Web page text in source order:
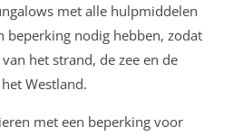
met alle hulpmiddelen
beperking nodig hebben, zodat
het strand, de zee en de
Westland.
met een beperking voor